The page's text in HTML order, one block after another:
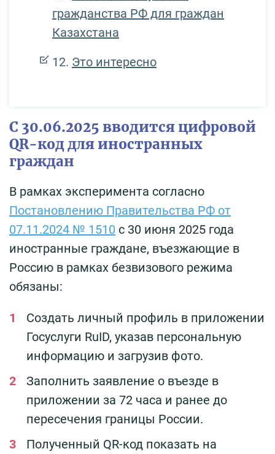
гражданства РФ для граждан
Казахстана
Это интересно
С 30.06.2025 вводится цифровой
QR-код для иностранных
граждан
В рамках эксперимента согласно
Постановлению Правительства РФ от
07.11.2024 № 1510 с 30 июня 2025 года
иностранные граждане, въезжающие в
Россию в рамках безвизового режима
обязаны:
Создать личный профиль в приложении
Госуслуги RuID, указав персональную
информацию и загрузив фото.
Заполнить заявление о въезде в
приложении за 72 часа и ранее до
пересечения границы России.
Полученный QR-код показать на